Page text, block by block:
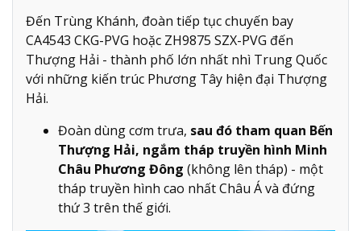
Đến Trùng Khánh, đoàn tiếp tục chuyến bay
CA4543 CKG-PVG hoặc ZH9875 SZX-PVG đến
Thượng Hải - thành phố lớn nhất nhì Trung Quốc
với những kiến trúc Phương Tây hiện đại Thượng
Hải.
Đoàn dùng cơm trưa, sau đó tham quan Bến
Thượng Hải, ngắm tháp truyền hình Minh
Châu Phương Đông (không lên tháp) - một
tháp truyền hình cao nhất Châu Á và đứng
thứ 3 trên thế giới.